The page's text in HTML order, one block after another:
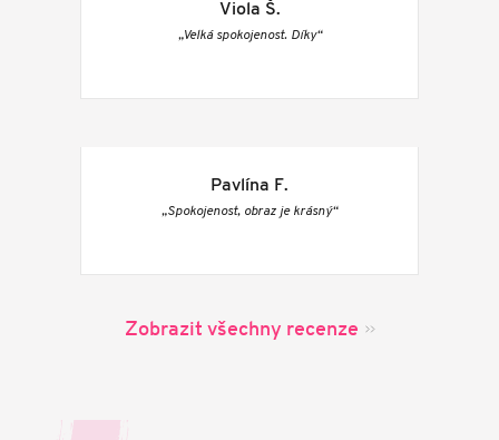
Viola Š.
„Velká spokojenost. Díky“
Pavlína F.
„Spokojenost, obraz je krásný“
Zobrazit všechny recenze